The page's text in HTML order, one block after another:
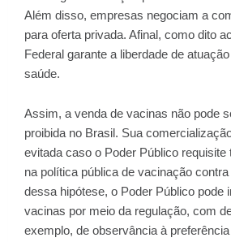
Além disso, empresas negociam a
para oferta privada. Afinal, como dito
Federal garante a liberdade de
saúde.
Assim, a venda de vacinas não pode
proibida no Brasil. Sua
evitada caso o Poder Público requisite
na política pública de vacinação
dessa hipótese, o Poder Público pode
vacinas por meio da regulação, com
exemplo, de observância à